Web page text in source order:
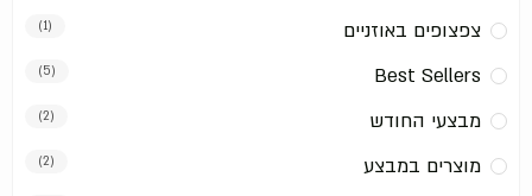
צפצופים באוזניים (1)
Best Sellers
(5)
מבצעי החודש (2)
מוצרים במבצע (2)